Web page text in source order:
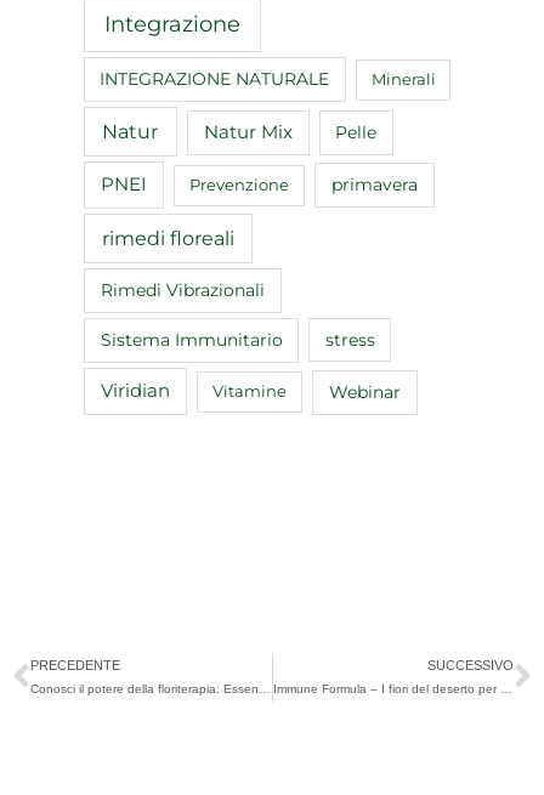
Integrazione
INTEGRAZIONE NATURALE Minerali
Natur Natur Mix Pelle
PNEI Prevenzione primavera
rimedi floreali
Rimedi Vibrazionali
Sistema Immunitario stress
Viridian Vitamine Webinar
Precedente
PRECEDENTE SUCCESSIVO